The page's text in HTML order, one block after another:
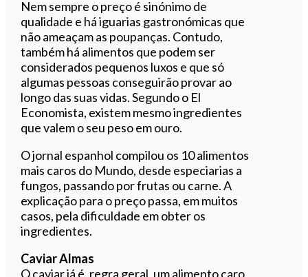
Ouvir este artigo
Nem sempre o preço é sinónimo de
qualidade e há iguarias gastronómicas que
não ameaçam as poupanças. Contudo,
também há alimentos que podem ser
considerados pequenos luxos e que só
algumas pessoas conseguirão provar ao
longo das suas vidas. Segundo o El
Economista, existem mesmo ingredientes
que valem o seu peso em ouro.
O jornal espanhol compilou os 10 alimentos
mais caros do Mundo, desde especiarias a
fungos, passando por frutas ou carne. A
explicação para o preço passa, em muitos
casos, pela dificuldade em obter os
ingredientes.
Caviar Almas
O caviar já é, regra geral, um alimento caro